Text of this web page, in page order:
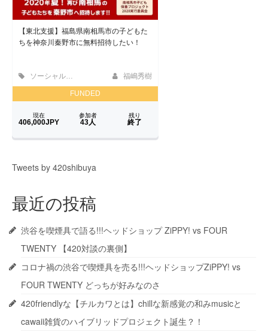
Tweets by 420shibuya
最近の投稿
渋谷を喫煙具で語る!!!ヘッドショップ ZiPPY! vs FOUR
TWENTY 【420対談の裏側】
コロナ禍の渋谷で喫煙具を売る!!!ヘッドショップZiPPY! vs
FOUR TWENTY どっちが好みなのさ
420friendlyな【チルカワとは】chillな新感覚の和みmusicと
cawaii雑貨のハイブリッドプロジェクト誕生？！